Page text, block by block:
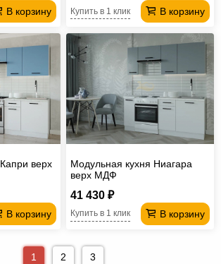
В корзину В корзину
Купить в 1 клик
верх
В корзину
Модульная кухня Ниагара
верх МДФ
41 430 ₽
В корзину
Купить в 1 клик
1 2 3